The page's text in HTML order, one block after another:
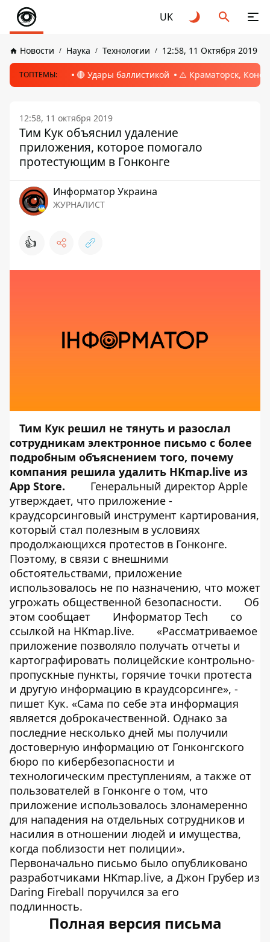
UK
Новости Наука Технологии 12:58, 11 Октября 2019
ТОПТЕМЫ: 🔴 Удары баллистикой ⚠️ Краматорск,
12:58, 11 октября 2019
Тим Кук объяснил удаление
приложения, которое помогало
протестующим в Гонконге
Информатор Украина
ЖУРНАЛИСТ
👍
Тим Кук решил не тянуть и разослал
сотрудникам электронное письмо с более
подробным объяснением того, почему
компания решила удалить HKmap.live из
App Store.
Генеральный директор Apple
утверждает, что приложение -
краудсорсинговый инструмент картирования,
который стал полезным в условиях
продолжающихся протестов в Гонконге.
Поэтому, в связи с внешними
обстоятельствами, приложение
использовалось не по назначению, что может
угрожать общественной безопасности.
Об
этом сообщает
Информатор Tech
со
ссылкой на HKmap.live.
«Рассматриваемое
приложение позволяло получать отчеты и
картографировать полицейские контрольно-
пропускные пункты, горячие точки протеста
и другую информацию в краудсорсинге», -
пишет Кук. «Сама по себе эта информация
является доброкачественной. Однако за
последние несколько дней мы получили
достоверную информацию от Гонконгского
бюро по кибербезопасности и
технологическим преступлениям, а также от
пользователей в Гонконге о том, что
приложение использовалось злонамеренно
для нападения на отдельных сотрудников и
насилия в отношении людей и имущества,
когда поблизости нет полиции».
Первоначально письмо было опубликовано
разработчиками HKmap.live, а Джон Грубер из
Daring Fireball поручился за его
подлинность.
Полная версия письма